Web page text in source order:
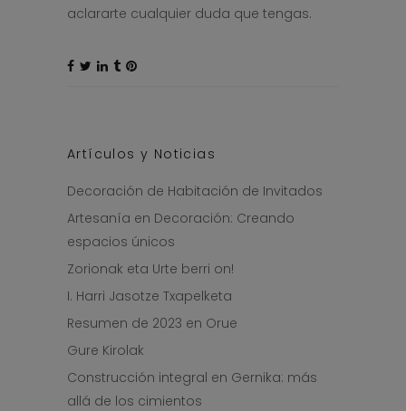
aclararte cualquier duda que tengas.
Artículos y Noticias
Decoración de Habitación de Invitados
Artesanía en Decoración: Creando
espacios únicos
Zorionak eta Urte berri on!
I. Harri Jasotze Txapelketa
Resumen de 2023 en Orue
Gure Kirolak
Construcción integral en Gernika: más
allá de los cimientos